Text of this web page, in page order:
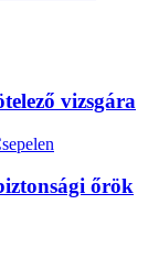
vizsgára
őrök